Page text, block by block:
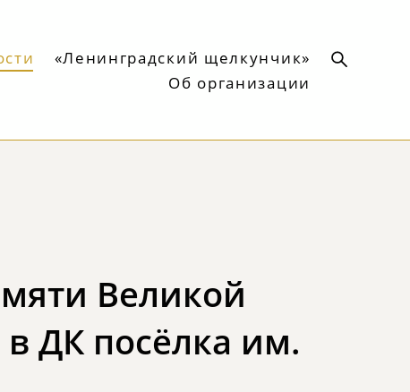
«Ленинградский щелкунчик»
Об организации
Великой
ДК посёлка им.